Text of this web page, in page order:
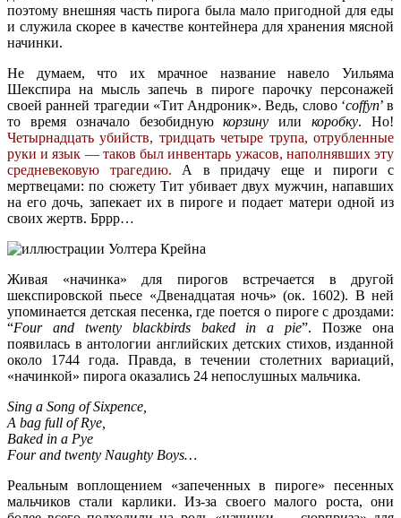
поэтому внешняя часть пирога была мало пригодной для еды
и служила скорее в качестве контейнера для хранения мясной
начинки.
Не думаем, что их мрачное название навело Уильяма
Шекспира на мысль запечь в пироге парочку персонажей
своей ранней трагедии «Тит Андроник». Ведь, слово ‘coffyn’ в
то время означало безобиднуюкорзину иликоробку. Но!
Четырнадцать убийств, тридцать четыре трупа, отрубленные
руки и язык — таков был инвентарь ужасов, наполнявших эту
средневековую трагедию. А в придачу еще и пироги с
мертвецами: по сюжету Тит убивает двух мужчин, напавших
на его дочь, запекает их в пироге и подает матери одной из
своих жертв. Бррр…
Живая «начинка» для пирогов встречается в другой
шекспировской пьесе «Двенадцатая ночь» (ок. 1602). В ней
упоминается детская песенка, где поется о пироге с дроздами:
“Four and twenty blackbirds baked in a pie”. Позже она
появилась в антологии английских детских стихов, изданной
около 1744 года. Правда, в течении столетних вариаций,
«начинкой» пирога оказались 24 непослушных мальчика.
Sing a Song of Sixpence,
A bag full of Rye,
Baked in a Pye
Four and twenty Naughty Boys…
Реальным воплощением «запеченных в пироге» песенных
мальчиков стали карлики. Из-за своего малого роста, они